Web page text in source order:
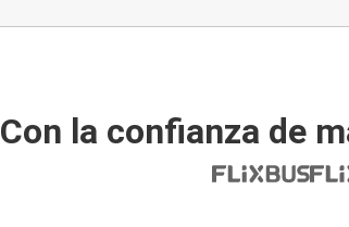
Con la confianza de